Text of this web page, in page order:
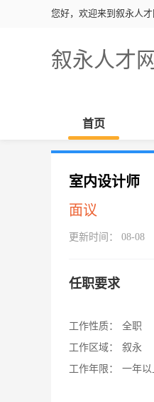
您好，欢迎来到叙永人才
叙永人才网
首页
室内设计师
面议
更新时间： 08-08
任职要求
工作性质：
全职
工作区域：
叙永
工作年限：
一年以